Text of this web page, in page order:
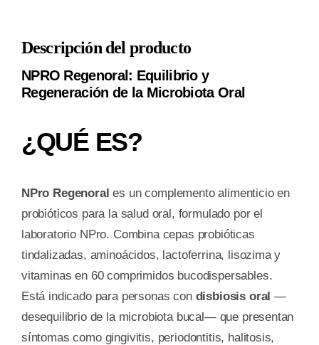
cantidad
Descripción del producto
NPRO Regenoral: Equilibrio y
Regeneración de la Microbiota Oral
¿QUÉ ES?
NPro Regenoral es un complemento alimenticio en
probióticos para la salud oral, formulado por el
laboratorio NPro. Combina cepas probióticas
tindalizadas, aminoácidos, lactoferrina, lisozima y
vitaminas en 60 comprimidos bucodispersables.
Está indicado para personas con disbiosis oral —
desequilibrio de la microbiota bucal— que presentan
síntomas como gingivitis, periodontitis, halitosis,